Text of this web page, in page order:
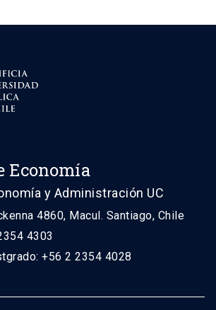
Economía
y Administración UC
4860, Macul. Santiago, Chile
4303
+56 2 2354 4028